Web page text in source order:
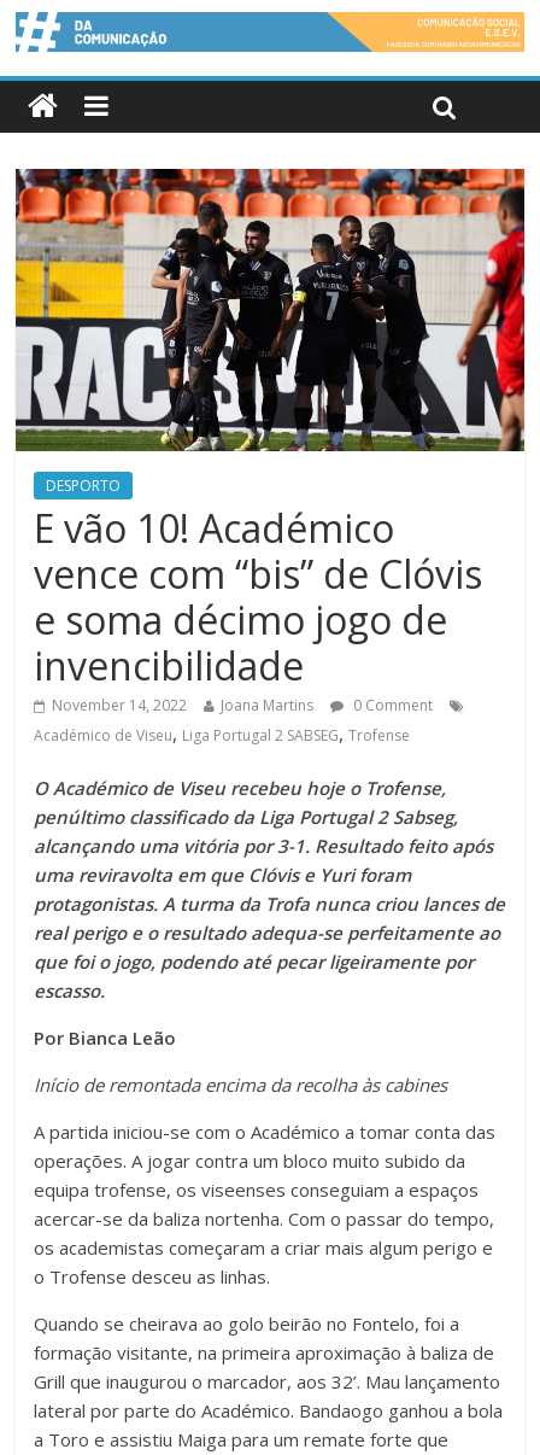
DESPORTO
E vão 10! Académico
vence com “bis” de Clóvis
e soma décimo jogo de
invencibilidade
November 14, 2022 Joana Martins
0 Comment
Académico de Viseu, Liga Portugal 2 SABSEG,Trofense
O Académico de Viseu recebeu hoje o Trofense,
penúltimo classificado da Liga Portugal 2 Sabseg,
alcançando uma vitória por 3-1. Resultado feito após
uma reviravolta em que Clóvis e Yuri foram
protagonistas. A turma da Trofa nunca criou lances de
real perigo e o resultado adequa-se perfeitamente ao
que foi o jogo, podendo até pecar ligeiramente por
escasso.
Por Bianca Leão
Início de remontada encima da recolha às cabines
A partida iniciou-se com o Académico a tomar conta das
operações. A jogar contra um bloco muito subido da
equipa trofense, os viseenses conseguiam a espaços
acercar-se da baliza nortenha. Com o passar do tempo,
os academistas começaram a criar mais algum perigo e
o Trofense desceu as linhas.
Quando se cheirava ao golo beirão no Fontelo, foi a
formação visitante, na primeira aproximação à baliza de
Grill que inaugurou o marcador, aos 32’. Mau lançamento
lateral por parte do Académico. Bandaogo ganhou a bola
a Toro e assistiu Maiga para um remate forte que